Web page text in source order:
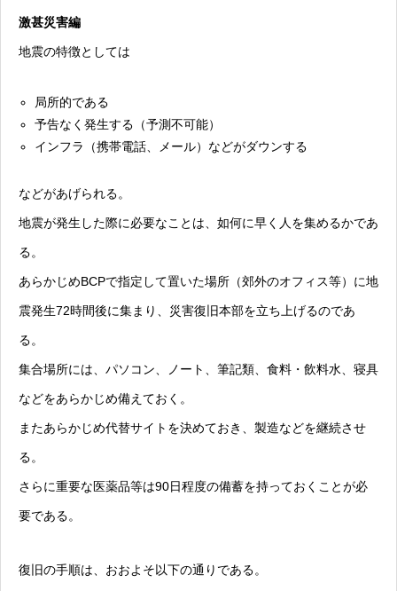
激甚災害編
地震の特徴としては
局所的である
予告なく発生する（予測不可能）
インフラ（携帯電話、メール）などがダウンする
などがあげられる。
地震が発生した際に必要なことは、如何に早く人を集めるかであ
る。
あらかじめBCPで指定して置いた場所（郊外のオフィス等）に地
震発生72時間後に集まり、災害復旧本部を立ち上げるのであ
る。
集合場所には、パソコン、ノート、筆記類、食料・飲料水、寝具
などをあらかじめ備えておく。
またあらかじめ代替サイトを決めておき、製造などを継続させ
る。
さらに重要な医薬品等は90日程度の備蓄を持っておくことが必
要である。
復旧の手順は、おおよそ以下の通りである。